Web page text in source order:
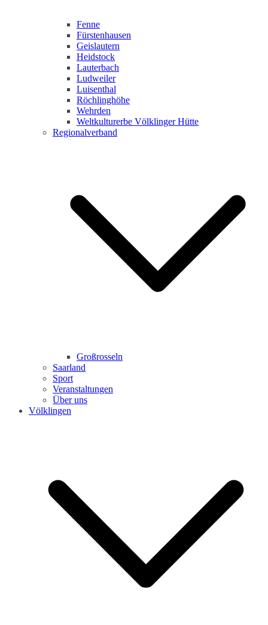
Fenne
Fürstenhausen
Geislautern
Heidstock
Lauterbach
Ludweiler
Luisenthal
Röchlinghöhe
Wehrden
Weltkulturerbe Völklinger Hütte
Regionalverband
Großrosseln
Saarland
Sport
Veranstaltungen
Über uns
Völklingen